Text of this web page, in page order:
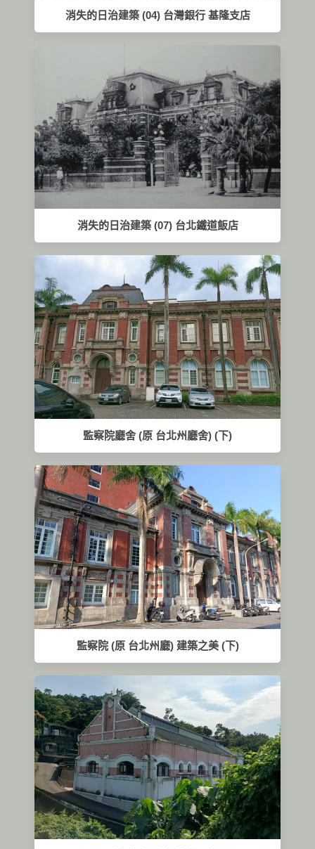
消失的日治建築 (04) 台灣銀行 基隆支店
消失的日治建築 (07) 台北鐵道飯店
監察院廳舍 (原 台北州廳舍) (下)
監察院 (原 台北州廳) 建築之美 (下)